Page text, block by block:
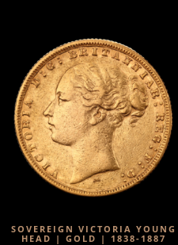
SOVEREIGN VICTORIA YOUNG
HEAD | GOLD | 1838-1887